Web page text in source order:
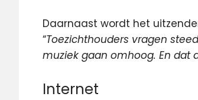
Daarnaast wordt het
“Toezichthouders vragen
muziek gaan omhoog. En dat
Internet